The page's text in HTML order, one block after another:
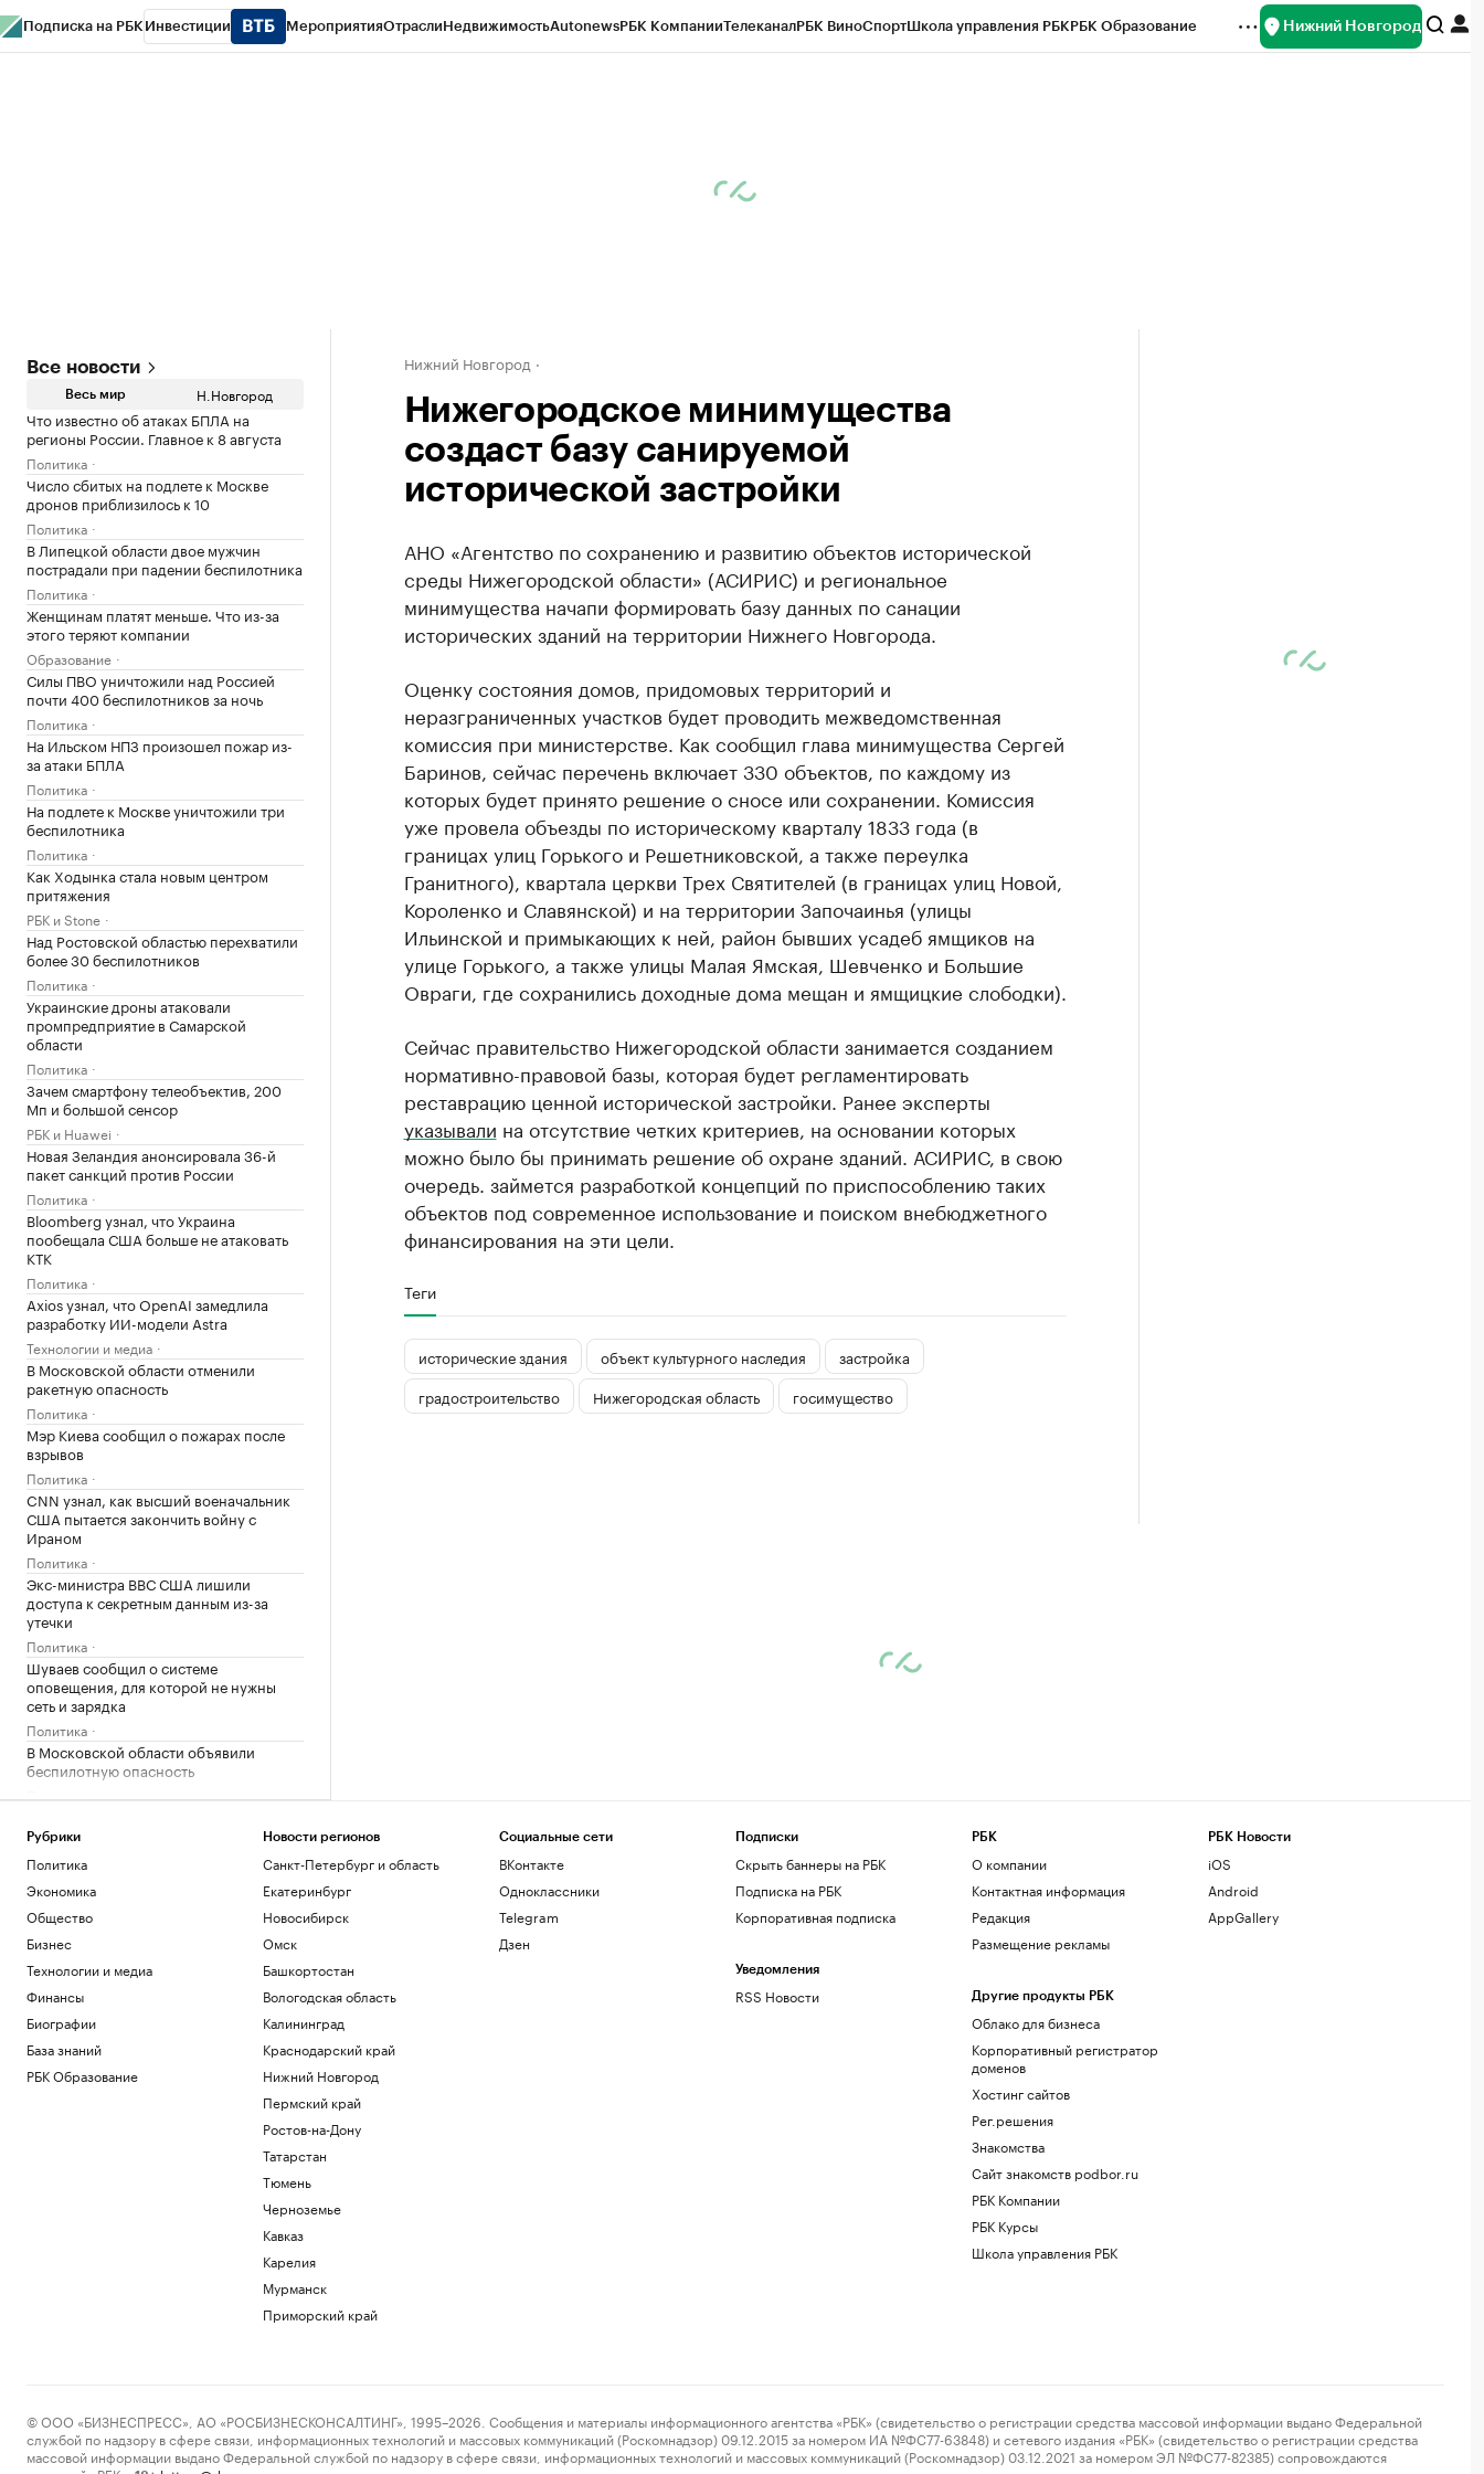
Подписка на РБК Инвестиции МероприятияОтраслиНедвижимостьAutonewsРБК КомпанииТелеканалРБК ВиноСпортШкола управления РБКРБК Образование Нижний Новгород
Все новости
Весь мир Н.Новгород
Что известно об атаках БПЛА на
регионы России. Главное к 8 августа
Политика
Число сбитых на подлете к Москве
дронов приблизилось к 10
Политика
В Липецкой области двое мужчин
пострадали при падении беспилотника
Политика
Женщинам платят меньше. Что из-за
этого теряют компании
Образование
Силы ПВО уничтожили над Россией
почти 400 беспилотников за ночь
Политика
На Ильском НПЗ произошел пожар из-
за атаки БПЛА
Политика
На подлете к Москве уничтожили три
беспилотника
Политика
Как Ходынка стала новым центром
притяжения
РБК и Stone
Над Ростовской областью перехватили
более 30 беспилотников
Политика
Украинские дроны атаковали
промпредприятие в Самарской
области
Политика
Зачем смартфону телеобъектив, 200
Мп и большой сенсор
РБК и Huawei
Новая Зеландия анонсировала 36-й
пакет санкций против России
Политика
Bloomberg узнал, что Украина
пообещала США больше не атаковать
КТК
Политика
Axios узнал, что OpenAI замедлила
разработку ИИ-модели Astra
Технологии и медиа
В Московской области отменили
ракетную опасность
Политика
Мэр Киева сообщил о пожарах после
взрывов
Политика
CNN узнал, как высший военачальник
США пытается закончить войну с
Ираном
Политика
Экс-министра ВВС США лишили
доступа к секретным данным из-за
утечки
Политика
Шуваев сообщил о системе
оповещения, для которой не нужны
сеть и зарядка
Политика
В Московской области объявили
беспилотную опасность
Политика
Нижний Новгород
Нижегородское минимущества
создаст базу санируемой
исторической застройки
АНО «Агентство по сохранению и развитию объектов исторической
среды Нижегородской области» (АСИРИС) и региональное
минимущества начапи формировать базу данных по санации
исторических зданий на территории Нижнего Новгорода.
Оценку состояния домов, придомовых территорий и
неразграниченных участков будет проводить межведомственная
комиссия при министерстве. Как сообщил глава минимущества Сергей
Баринов, сейчас перечень включает 330 объектов, по каждому из
которых будет принято решение о сносе или сохранении. Комиссия
уже провела объезды по историческому кварталу 1833 года (в
границах улиц Горького и Решетниковской, а также переулка
Гранитного), квартала церкви Трех Святителей (в границах улиц Новой,
Короленко и Славянской) и на территории Започаинья (улицы
Ильинской и примыкающих к ней, район бывших усадеб ямщиков на
улице Горького, а также улицы Малая Ямская, Шевченко и Большие
Овраги, где сохранились доходные дома мещан и ямщицкие слободки).
Сейчас правительство Нижегородской области занимается созданием
нормативно-правовой базы, которая будет регламентировать
реставрацию ценной исторической застройки. Ранее эксперты
указывали на отсутствие четких критериев, на основании которых
можно было бы принимать решение об охране зданий. АСИРИС, в свою
очередь. займется разработкой концепций по приспособлению таких
объектов под современное использование и поиском внебюджетного
финансирования на эти цели.
Теги
исторические здания объект культурного наследия
застройка
градостроительство
Нижегородская область госимущество
Рубрики
Политика
Экономика
Общество
Бизнес
Технологии и медиа
Финансы
Биографии
База знаний
РБК Образование
Новости регионов
Санкт-Петербург и область
Екатеринбург
Новосибирск
Омск
Башкортостан
Вологодская область
Калининград
Краснодарский край
Нижний Новгород
Пермский край
Ростов-на-Дону
Татарстан
Тюмень
Черноземье
Кавказ
Карелия
Мурманск
Приморский край
Социальные сети
ВКонтакте
Одноклассники
Telegram
Дзен
Подписки
Скрыть баннеры на РБК
Подписка на РБК
Корпоративная подписка
Уведомления
RSS Новости
РБК
О компании
Контактная информация
Редакция
Размещение рекламы
Другие продукты РБК
Облако для бизнеса
Корпоративный регистратор
доменов
Хостинг сайтов
Рег.решения
Знакомства
Сайт знакомств podbor.ru
РБК Компании
РБК Курсы
Школа управления РБК
РБК Новости
iOS
Android
AppGallery
© ООО «БИЗНЕСПРЕСС», АО «РОСБИЗНЕСКОНСАЛТИНГ», 1995–2026. Сообщения и материалы информационного агентства «РБК» (свидетельство о регистрации средства массовой информации выдано Федеральной
службой по надзору в сфере связи, информационных технологий и массовых коммуникаций (Роскомнадзор) 09.12.2015 за номером ИА №ФС77-63848) и сетевого издания «РБК» (свидетельство о регистрации средства
массовой информации выдано Федеральной службой по надзору в сфере связи, информационных технологий и массовых коммуникаций (Роскомнадзор) 03.12.2021 за номером ЭЛ №ФС77-82385) сопровождаются